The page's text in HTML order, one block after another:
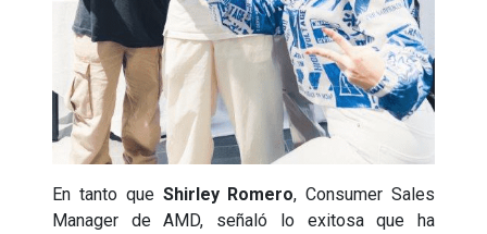
En tanto queShirley Romero, Consumer Sales
Manager de AMD, señaló lo exitosa que ha